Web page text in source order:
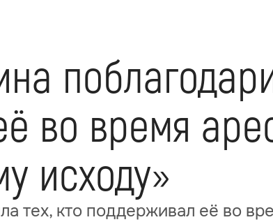
во время
исходу»
тех, кто поддерживал её во